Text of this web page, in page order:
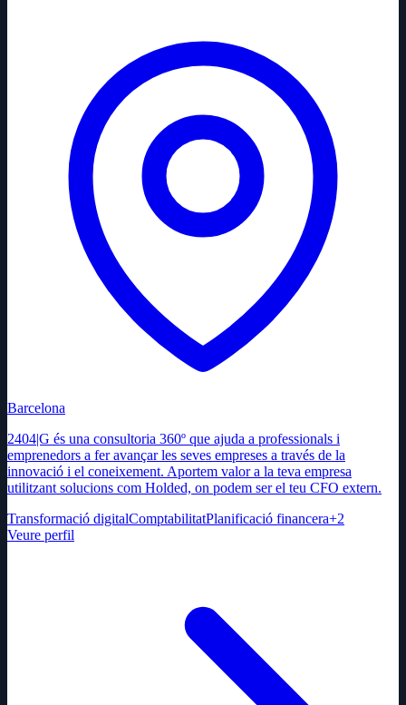
Barcelona
2404|G és una consultoria 360º que ajuda a professionals i
emprenedors a fer avançar les seves empreses a través de la
innovació i el coneixement. Aportem valor a la teva empresa
utilitzant solucions com Holded, on podem ser el teu CFO extern.
Transformació digitalComptabilitatPlanificació financera+2
Veure perfil